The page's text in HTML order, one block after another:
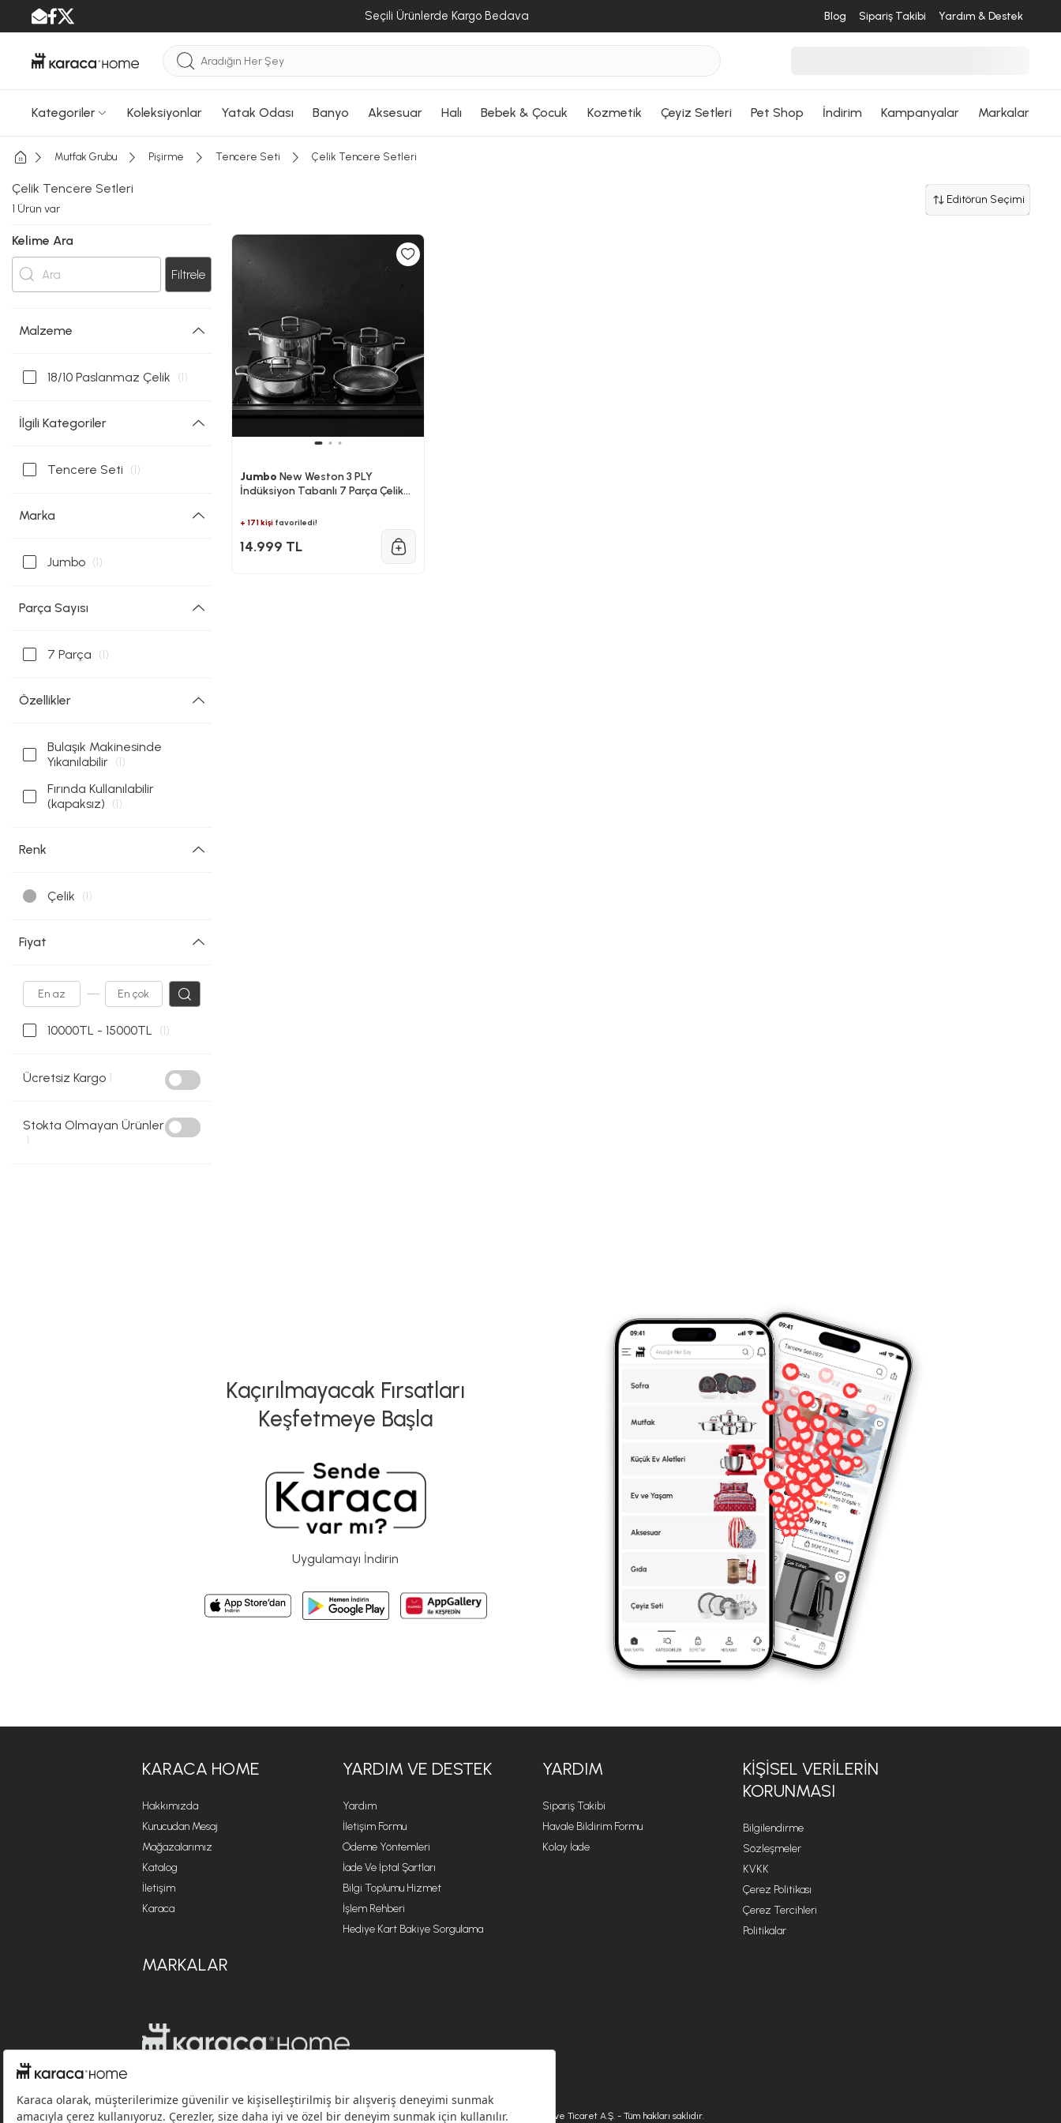
Seçili Ürünlerde Kargo Bedava Blog Sipariş Takibi Yardım & Destek
Kategoriler Koleksiyonlar Yatak Odası Banyo Aksesuar Halı Bebek & Çocuk Kozmetik Çeyiz Setleri Pet Shop İndirim Kampanyalar Markalar
Mutfak Grubu Pişirme Tencere Seti Çelik Tencere Setleri
Çelik Tencere Setleri
1 Ürün var
Kelime Ara
Filtrele
Malzeme
18/10 Paslanmaz Çelik (1)
İlgili Kategoriler
Tencere Seti (1)
Marka
Jumbo (1)
Parça Sayısı
7 Parça (1)
Özellikler
Bulaşık Makinesinde
Yıkanılabilir (1)
Fırında Kullanılabilir
(kapaksız) (1)
Renk
Çelik (1)
Fiyat
---
10000TL - 15000TL (1)
Ücretsiz Kargo 1
Stokta Olmayan Ürünler
1
Editörün Seçimi
Jumbo New Weston 3 PLY
İndüksiyon Tabanlı 7 Parça Çelik
+ 171 kişifavoriledi!
14.999 TL
Kaçırılmayacak Fırsatları
Keşfetmeye Başla
Uygulamayı İndirin
KARACA HOME
Hakkımızda
Kurucudan Mesaj
Mağazalarımız
Katalog
İletişim
Karaca
YARDIM VE DESTEK
Yardım
İletişim Formu
Ödeme Yöntemleri
İade Ve İptal Şartları
Bilgi Toplumu Hizmet
İşlem Rehberi
Hediye Kart Bakiye Sorgulama
YARDIM
Sipariş Takibi
Havale Bildirim Formu
Kolay İade
KİŞİSEL VERİLERİN
KORUNMASI
Bilgilendirme
Sözleşmeler
KVKK
Çerez Politikası
Çerez Tercihleri
Politikalar
MARKALAR
© 2026 Karaca Home Collection Tekstil Sanayi ve Ticaret A.Ş. - Tüm hakları saklıdır.